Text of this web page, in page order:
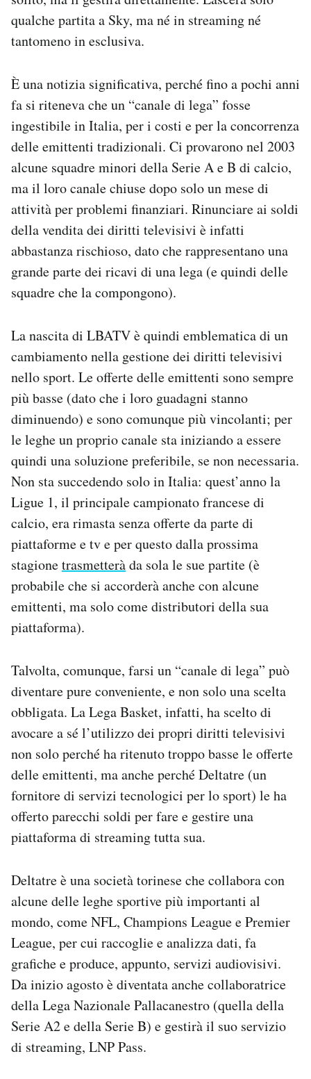
qualche partita a Sky, ma né in streaming né
tantomeno in esclusiva.
È una notizia significativa, perché fino a pochi anni
fa si riteneva che un “canale di lega” fosse
ingestibile in Italia, per i costi e per la concorrenza
delle emittenti tradizionali. Ci provarono nel 2003
alcune squadre minori della Serie A e B di calcio,
ma il loro canale chiuse dopo solo un mese di
attività per problemi finanziari. Rinunciare ai soldi
della vendita dei diritti televisivi è infatti
abbastanza rischioso, dato che rappresentano una
grande parte dei ricavi di una lega (e quindi delle
squadre che la compongono).
La nascita di LBATV è quindi emblematica di un
cambiamento nella gestione dei diritti televisivi
nello sport. Le offerte delle emittenti sono sempre
più basse (dato che i loro guadagni stanno
diminuendo) e sono comunque più vincolanti; per
le leghe un proprio canale sta iniziando a essere
quindi una soluzione preferibile, se non necessaria.
Non sta succedendo solo in Italia: quest’anno la
Ligue 1, il principale campionato francese di
calcio, era rimasta senza offerte da parte di
piattaforme e tv e per questo dalla prossima
stagionetrasmetteràda sola le sue partite (è
probabile che si accorderà anche con alcune
emittenti, ma solo come distributori della sua
piattaforma).
Talvolta, comunque, farsi un “canale di lega” può
diventare pure conveniente, e non solo una scelta
obbligata. La Lega Basket, infatti, ha scelto di
avocare a sé l’utilizzo dei propri diritti televisivi
non solo perché ha ritenuto troppo basse le offerte
delle emittenti, ma anche perché Deltatre (un
fornitore di servizi tecnologici per lo sport) le ha
offerto parecchi soldi per fare e gestire una
piattaforma di streaming tutta sua.
Deltatre è una società torinese che collabora con
alcune delle leghe sportive più importanti al
mondo, come NFL, Champions League e Premier
League, per cui raccoglie e analizza dati, fa
grafiche e produce, appunto, servizi audiovisivi.
Da inizio agosto è diventata anche collaboratrice
della Lega Nazionale Pallacanestro (quella della
Serie A2 e della Serie B) e gestirà il suo servizio
di streaming, LNP Pass.